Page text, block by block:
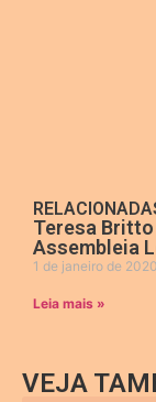
Teresa
Assembleia
1 de janeiro de 2020
Leia mais »
VEJA